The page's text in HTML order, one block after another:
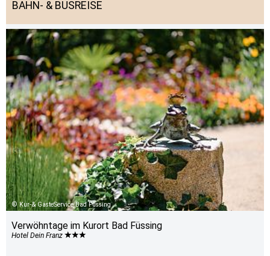
BAHN- & BUSREISE
Kur-& GästeService Bad Füssing
Verwöhntage im Kurort Bad Füssing
Hotel Dein Franz